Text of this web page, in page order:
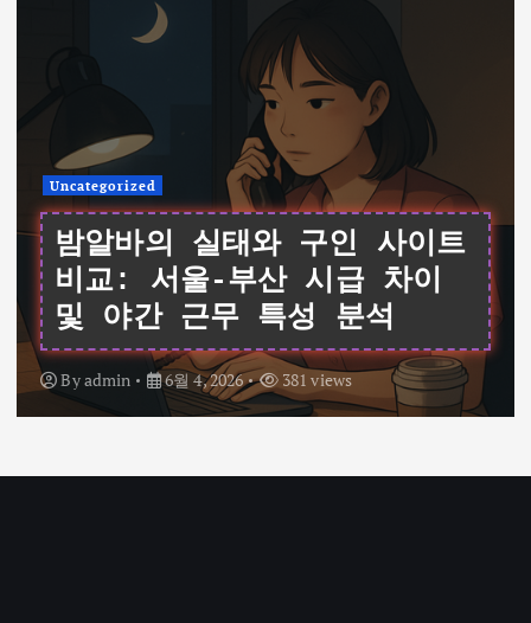
Uncategorized
여성알바를 위한 데이터 기반
가이드: 서울 채용 공고와 시
급 비교 및 면접 팁
Byadmin 6월 4, 2026 322 views